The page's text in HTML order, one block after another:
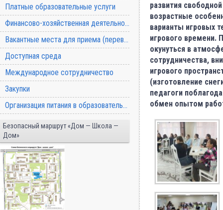
Платные образовательные услуги
Финансово-хозяйственная деятельность
Вакантные места для приема (перевода) обучающихся
Доступная среда
Международное сотрудничество
Закупки
Организация питания в образовательной организации
Безопасный маршрут «Дом — Школа —
Дом»
развития
возрастные
варианты игровых
игрового времени.
окунуться в
сотрудничества,
игрового
(изготовление
педагоги
обмен опытом